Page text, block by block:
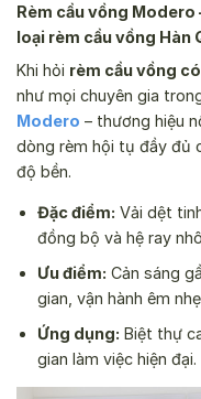
Rèm cầu vồng
loại rèm cầu vồng Hàn
Khi hỏi rèm cầu vồng
như mọi chuyên gia
Modero – thương hiệu
dòng rèm hội tụ đầy đủ
độ bền.
Đặc điểm: Vải dệt
đồng bộ và hệ ray
Ưu điểm: Cản sáng
gian, vận hành êm
Ứng dụng: Biệt thự
gian làm việc hiện đại.